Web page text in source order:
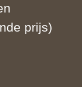
prijs)